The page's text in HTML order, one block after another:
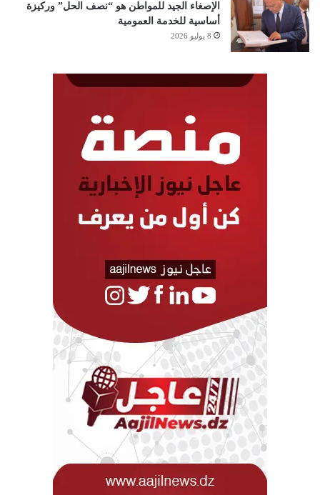
الإصغاء الجيد للمواطن هو “نصف الحل” وركيزة
أساسية للخدمة العمومية
8 يوليو 2026